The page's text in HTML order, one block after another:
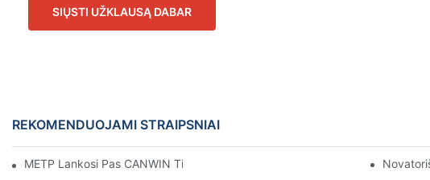
SIŲSTI UŽKLAUSĄ DABAR
REKOMENDUOJAMI STRAIPSNIAI
METP Lankosi Pas CANWIN Tiekėją Ir Gamintojus | CANWIN